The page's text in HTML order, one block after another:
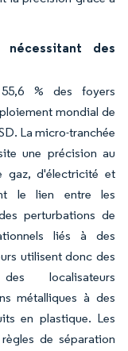
des
% des foyers
mondial de
La micro-tranchée
une précision au
gaz, d'électricité et
le lien entre les
perturbations de
liés à des
utilisent donc des
localisateurs
métalliques à des
en plastique. Les
de séparation